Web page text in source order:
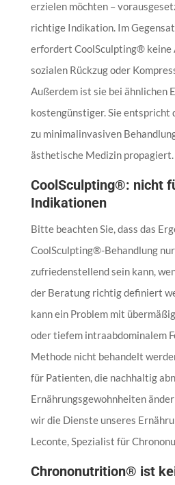
erzielen möchten –
richtige Indikation. Im
erfordert CoolSculpting® keine
sozialen Rückzug oder
Außerdem ist sie bei ähnlichen
kostengünstiger. Sie entspricht
zu minimalinvasiven
ästhetische Medizin propagiert.
CoolSculpting®: nicht
Indikationen
Bitte beachten Sie, dass das
CoolSculpting®-Behandlung
zufriedenstellend sein kann,
der Beratung richtig definiert
kann ein Problem mit
oder tiefem intraabdominalem
Methode nicht behandelt
für Patienten, die nachhaltig
Ernährungsgewohnheiten
wir die Dienste unseres
Leconte, Spezialist für
Chrononutrition® ist